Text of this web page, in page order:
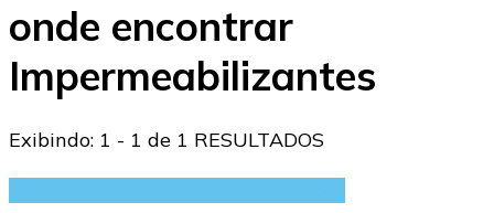
onde encontrar
Impermeabilizantes
Exibindo: 1 - 1 de 1 RESULTADOS